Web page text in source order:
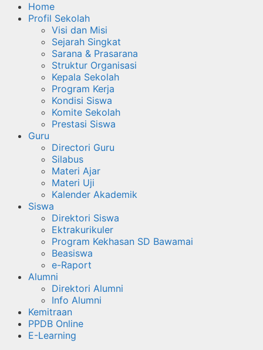
Home
Profil Sekolah
Visi dan Misi
Sejarah Singkat
Sarana & Prasarana
Struktur Organisasi
Kepala Sekolah
Program Kerja
Kondisi Siswa
Komite Sekolah
Prestasi Siswa
Guru
Directori Guru
Silabus
Materi Ajar
Materi Uji
Kalender Akademik
Siswa
Direktori Siswa
Ektrakurikuler
Program Kekhasan SD Bawamai
Beasiswa
e-Raport
Alumni
Direktori Alumni
Info Alumni
Kemitraan
PPDB Online
E-Learning